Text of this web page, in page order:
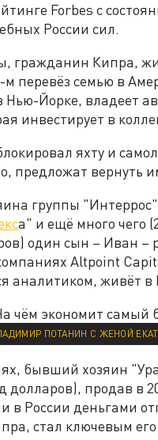
Forbes с
России сил.
гражданин Кипра,
перевёз семью в
Йорке, владеет
инвестирует в
яхту и
предложат вернуть
группы
а" и ещё много чего
один сын – Иван –
Altpoint
аналитиком, живёт в
ПОТАНИН С ЖЕНОЙ
бывший хозяин
долларов), продав в
в России деньгами
стал ключевым